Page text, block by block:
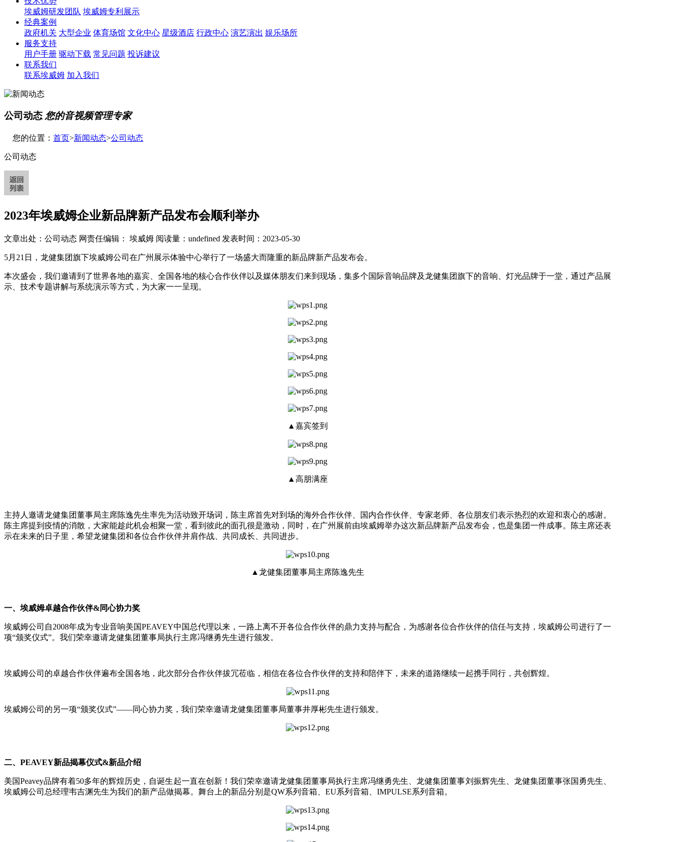
埃威姆研发团队 埃威姆专利展示
经典案例
政府机关 大型企业 体育场馆 文化中心 星级酒店 行政中心 演艺演出 娱乐场所
服务支持
用户手册 驱动下载 常见问题 投诉建议
联系我们
联系埃威姆 加入我们
公司动态 您的音视频管理专家
您的位置： 首页>新闻动态>公司动态
公司动态
2023年埃威姆企业新品牌新产品发布会顺利举办
文章出处：公司动态 网责任编辑： 埃威姆 阅读量： undefined 发表时间：2023-05-30
5月21日，龙健集团旗下埃威姆公司在广州展示体验中心举行了一场盛大而隆重的新品牌新产品发布会。
本次盛会，我们邀请到了世界各地的嘉宾、全国各地的核心合作伙伴以及媒体朋友们来到现场，集多个国际音响品牌及龙健集团旗下的音响、灯光品牌于一堂，通过产品展
示、技术专题讲解与系统演示等方式，为大家一一呈现。
▲嘉宾签到
▲高朋满座
主持人邀请龙健集团董事局主席陈逸先生率先为活动致开场词，陈主席首先对到场的海外合作伙伴、国内合作伙伴、专家老师、各位朋友们表示热烈的欢迎和衷心的感谢。
陈主席提到疫情的消散，大家能趁此机会相聚一堂，看到彼此的面孔很是激动，同时，在广州展前由埃威姆举办这次新品牌新产品发布会，也是集团一件成事。陈主席还表
示在未来的日子里，希望龙健集团和各位合作伙伴并肩作战、共同成长、共同进步。
▲龙健集团董事局主席陈逸先生
一、埃威姆卓越合作伙伴&同心协力奖
埃威姆公司自2008年成为专业音响美国PEAVEY中国总代理以来，一路上离不开各位合作伙伴的鼎力支持与配合，为感谢各位合作伙伴的信任与支持，埃威姆公司进行了一
项“颁奖仪式”。我们荣幸邀请龙健集团董事局执行主席冯继勇先生进行颁发。
埃威姆公司的卓越合作伙伴遍布全国各地，此次部分合作伙伴拔冗莅临，相信在各位合作伙伴的支持和陪伴下，未来的道路继续一起携手同行，共创辉煌。
埃威姆公司的另一项“颁奖仪式”——同心协力奖，我们荣幸邀请龙健集团董事局董事井厚彬先生进行颁发。
二、PEAVEY新品揭幕仪式&新品介绍
美国Peavey品牌有着50多年的辉煌历史，自诞生起一直在创新！我们荣幸邀请龙健集团董事局执行主席冯继勇先生、龙健集团董事刘振辉先生、龙健集团董事张国勇先生、
埃威姆公司总经理韦吉渊先生为我们的新产品做揭幕。舞台上的新品分别是QW系列音箱、EU系列音箱、IMPULSE系列音箱。